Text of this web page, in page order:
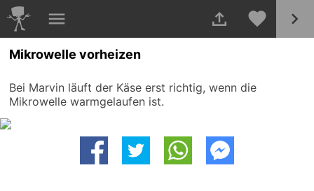
Mikrowelle vorheizen
Bei Marvin läuft der Käse erst richtig, wenn die
Mikrowelle warmgelaufen ist.